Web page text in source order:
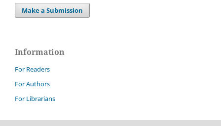
Make a Submission
Information
For Readers
For Authors
For Librarians